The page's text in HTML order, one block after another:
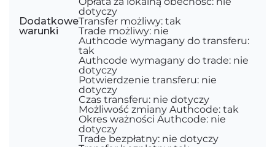
Dodatkowe
warunki
dotyczy
Transfer możliwy: tak
Trade możliwy: nie
Authcode wymagany do transferu:
tak
Authcode wymagany do trade: nie
dotyczy
Potwierdzenie transferu: nie
dotyczy
Czas transferu: nie dotyczy
Możliwość zmiany Authcode: tak
Okres ważności Authcode: nie
dotyczy
Trade bezpłatny: nie dotyczy